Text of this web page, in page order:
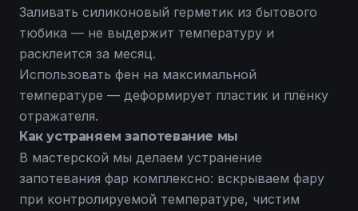
Заливать силиконовый герметик из бытового
тюбика — не выдержит температуру и
расклеится за месяц.
Использовать фен на максимальной
температуре — деформирует пластик и плёнку
отражателя.
Как устраняем запотевание мы
В мастерской мы делаем устранение
запотевания фар комплексно: вскрываем фару
при контролируемой температуре, чистим